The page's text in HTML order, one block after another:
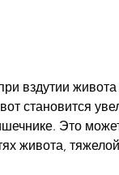
вздутии
становится
Это
живота,